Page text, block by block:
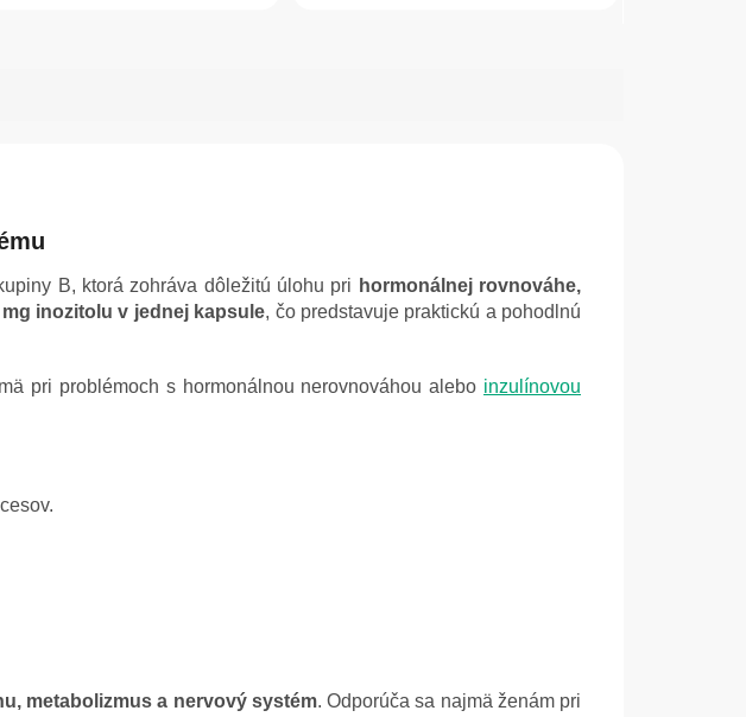
B, ktorá zohráva dôležitú úlohu pri hormonálnej rovnováhe,
mg inozitolu v jednej kapsule, čo predstavuje praktickú a pohodlnú
pri problémoch s hormonálnou nerovnováhou alebo inzulínovou
metabolizmus a nervový systém. Odporúča sa najmä ženám pri